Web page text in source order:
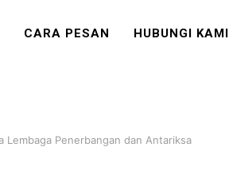
CARA PESAN HUBUNGI KAMI
Lembaga Penerbangan dan Antariksa